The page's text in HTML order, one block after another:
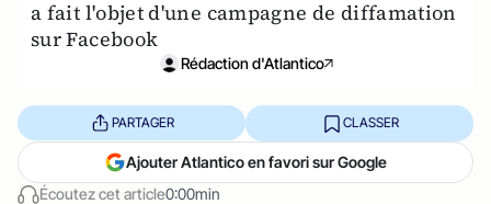
a fait l'objet d'une campagne de diffamation
sur Facebook
Rédaction d'Atlantico
Écoutez cet article0:00min
PARTAGER CLASSER
Ajouter Atlantico en favori sur Google